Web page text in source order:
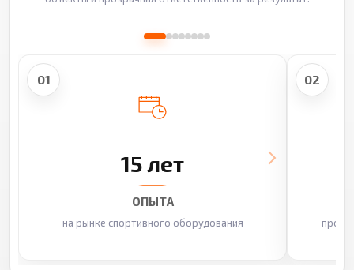
01
15 лет
ОПЫТА
на рынке спортивного оборудования
02